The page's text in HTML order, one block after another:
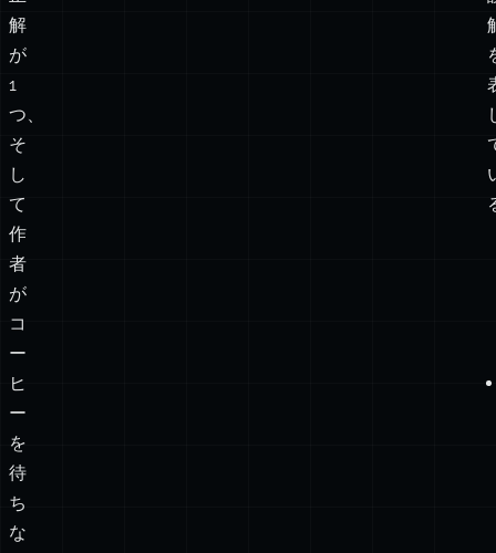
で
あ
る
1
つ、
ほ
ぼ
正
解
が
1
つ、
そ
し
て
作
者
が
コ
ー
ヒ